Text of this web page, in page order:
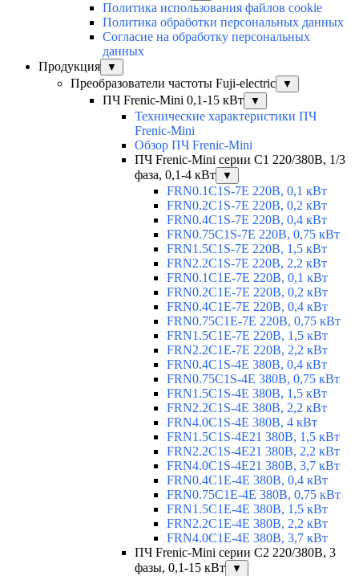
Политика использования файлов cookie
Политика обработки персональных данных
Согласие на обработку персональных
данных
Продукция
▼
Преобразователи частоты Fuji-electric ▼
ПЧ Frenic-Mini 0,1-15 кВт ▼
Технические характеристики ПЧ
Frenic-Mini
Обзор ПЧ Frenic-Mini
ПЧ Frenic-Mini серии C1 220/380В, 1/3
фаза, 0,1-4 кВт
▼
FRN0.1C1S-7E 220В, 0,1 кВт
FRN0.2C1S-7E 220В, 0,2 кВт
FRN0.4C1S-7E 220В, 0,4 кВт
FRN0.75C1S-7E 220В, 0,75 кВт
FRN1.5C1S-7E 220В, 1,5 кВт
FRN2.2C1S-7E 220В, 2,2 кВт
FRN0.1C1E-7E 220В, 0,1 кВт
FRN0.2C1E-7E 220В, 0,2 кВт
FRN0.4C1E-7E 220В, 0,4 кВт
FRN0.75C1E-7E 220В, 0,75 кВт
FRN1.5C1E-7E 220В, 1,5 кВт
FRN2.2C1E-7E 220В, 2,2 кВт
FRN0.4C1S-4E 380В, 0,4 кВт
FRN0.75C1S-4E 380В, 0,75 кВт
FRN1.5C1S-4E 380В, 1,5 кВт
FRN2.2C1S-4E 380В, 2,2 кВт
FRN4.0C1S-4E 380В, 4 кВт
FRN1.5C1S-4E21 380В, 1,5 кВт
FRN2.2C1S-4E21 380В, 2,2 кВт
FRN4.0C1S-4E21 380В, 3,7 кВт
FRN0.4C1E-4E 380В, 0,4 кВт
FRN0.75C1E-4E 380В, 0,75 кВт
FRN1.5C1E-4E 380В, 1,5 кВт
FRN2.2C1E-4E 380В, 2,2 кВт
FRN4.0C1E-4E 380В, 3,7 кВт
ПЧ Frenic-Mini серии С2 220/380В, 3
фазы, 0,1-15 кВт
▼